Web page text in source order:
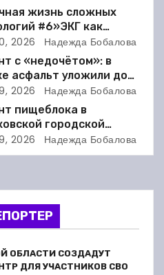
жизнь сложных
#6»ЭКГ как
когда ритм жизни
расшифровки
2026 Надежда Бобалова
с «недочётом»: в
асфальт уложили до
но не дошли 30 метров
2026 Надежда Бобалова
пищеблока в
городской
больнице
на финишную прямую
2026 Надежда Бобалова
ОБЛАСТИ СОЗДАДУТ
ДЛЯ УЧАСТНИКОВ СВО